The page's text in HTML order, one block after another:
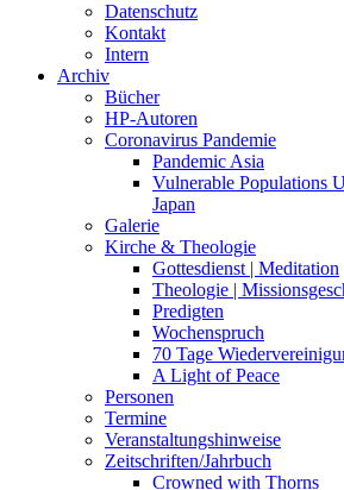
Datenschutz
Kontakt
Intern
Archiv
Bücher
HP-Autoren
Coronavirus Pandemie
Pandemic Asia
Vulnerable Populations
Japan
Galerie
Kirche & Theologie
Gottesdienst | Meditation
Theologie |
Predigten
Wochenspruch
70 Tage
A Light of Peace
Personen
Termine
Veranstaltungshinweise
Zeitschriften/Jahrbuch
Crowned with Thorns